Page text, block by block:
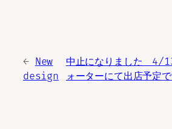
← New
design
中止になりました 4/
ォーターにて出店予定